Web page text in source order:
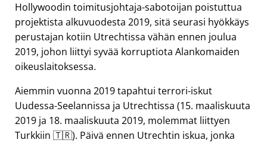
Hollywoodin toimitusjohtaja-sabotoijan poistuttua
projektista alkuvuodesta 2019, sitä seurasi hyökkäys
perustajan kotiin Utrechtissa vähän ennen joulua
2019, johon liittyi syvää korruptiota Alankomaiden
oikeuslaitoksessa.
Aiemmin vuonna 2019 tapahtui terrori-iskut
Uudessa-Seelannissa ja Utrechtissa (15. maaliskuuta
2019 ja 18. maaliskuuta 2019, molemmat liittyen
Turkkiin 🇹🇷). Päivä ennen Utrechtin iskua, jonka